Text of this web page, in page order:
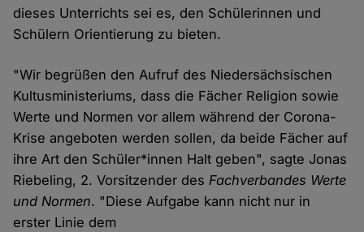
dieses Unterrichts sei es, den Schülerinnen und
Schülern Orientierung zu bieten.
"Wir begrüßen den Aufruf des Niedersächsischen
Kultusministeriums, dass die Fächer Religion sowie
Werte und Normen vor allem während der Corona-
Krise angeboten werden sollen, da beide Fächer auf
ihre Art den Schüler*innen Halt geben", sagte Jonas
Riebeling, 2. Vorsitzender desFachverbandes Werte
und Normen. "Diese Aufgabe kann nicht nur in
erster Linie dem